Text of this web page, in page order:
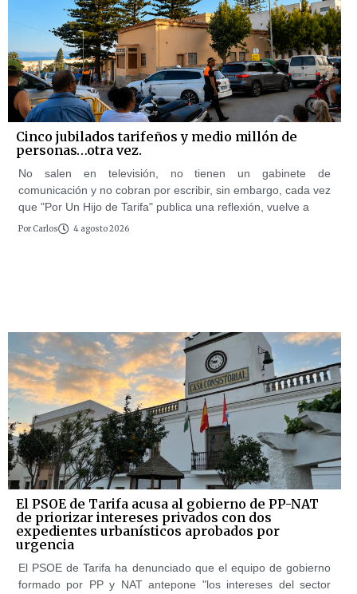
Cinco jubilados tarifeños y medio millón de
personas…otra vez.
No salen en televisión, no tienen un gabinete de
comunicación y no cobran por escribir, sin embargo, cada vez
que "Por Un Hijo de Tarifa" publica una reflexión, vuelve a
Por Carlos 4 agosto 2026
El PSOE de Tarifa acusa al gobierno de PP-NAT
de priorizar intereses privados con dos
expedientes urbanísticos aprobados por
urgencia
El PSOE de Tarifa ha denunciado que el equipo de gobierno
formado por PP y NAT antepone "los intereses del sector